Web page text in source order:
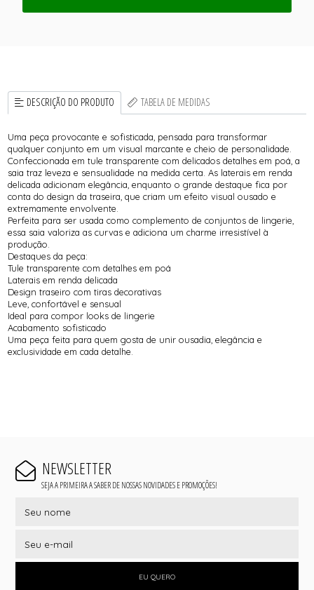
DESCRIÇÃO DO PRODUTO TABELA DE MEDIDAS
Uma peça provocante e sofisticada, pensada para transformar
qualquer conjunto em um visual marcante e cheio de personalidade.
Confeccionada em tule transparente com delicados detalhes em poá, a
saia traz leveza e sensualidade na medida certa. As laterais em renda
delicada adicionam elegância, enquanto o grande destaque fica por
conta do design da traseira, que criam um efeito visual ousado e
extremamente envolvente.
Perfeita para ser usada como complemento de conjuntos de lingerie,
essa saia valoriza as curvas e adiciona um charme irresistível à
produção.
Destaques da peça:
Tule transparente com detalhes em poá
Laterais em renda delicada
Design traseiro com tiras decorativas
Leve, confortável e sensual
Ideal para compor looks de lingerie
Acabamento sofisticado
Uma peça feita para quem gosta de unir ousadia, elegância e
exclusividade em cada detalhe.
NEWSLETTER
SEJA A PRIMEIRA A SABER DE NOSSAS NOVIDADES E PROMOÇÕES!
EU QUERO